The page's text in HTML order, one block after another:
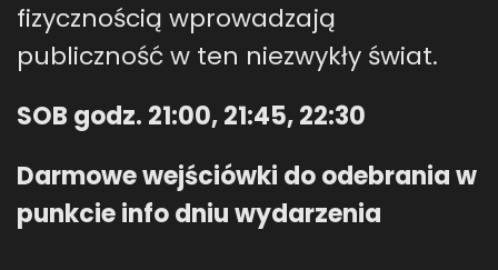
fizycznością wprowadzają
publiczność w ten niezwykły świat.
SOB godz. 21:00, 21:45, 22:30
Darmowe wejściówki do odebrania w
punkcie info dniu wydarzenia